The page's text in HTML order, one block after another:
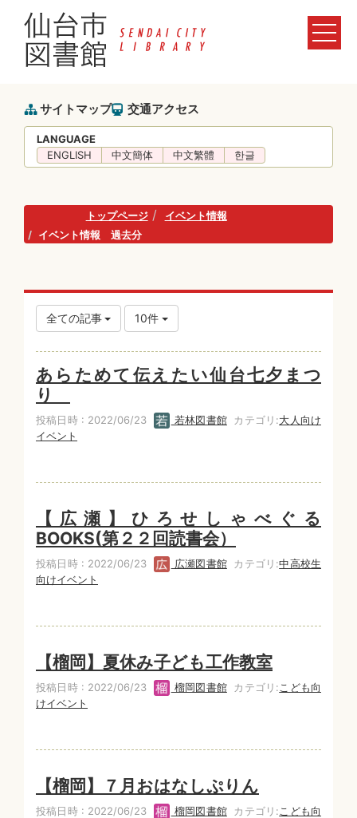
サイトマップ 交通アクセス
LANGUAGE
ENGLISH
中文簡体 中文繁體 한글
トップページ
イベント情報
イベント情報 過去分
全ての記事 10件
あらためて伝えたい仙台七夕まつ
り
投稿日時 : 2022/06/23 若林図書館カテゴリ:大人向け
イベント
【広瀬】ひろせしゃべぐる
BOOKS(第２２回読書会）
投稿日時 : 2022/06/23 広瀬図書館カテゴリ:中高校生
向けイベント
【榴岡】夏休み子ども工作教室
投稿日時 : 2022/06/23 榴岡図書館カテゴリ: こども向
けイベント
【榴岡】７月おはなしぷりん
投稿日時 : 2022/06/23 榴岡図書館カテゴリ: こども向